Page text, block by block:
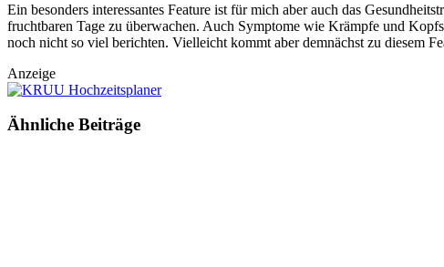
Ein besonders interessantes Feature ist für mich aber auch das
fruchtbaren Tage zu überwachen. Auch Symptome wie Krämpfe und
noch nicht so viel berichten. Vielleicht kommt aber demnächst zu diesem
Anzeige
Ähnliche Beiträge